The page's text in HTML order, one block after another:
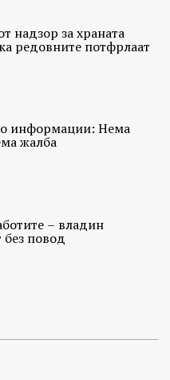
надзор за храната
редовните потфрлаат
информации: Нема
жалба
– владин
повод